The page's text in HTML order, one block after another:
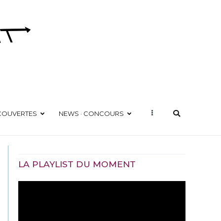
NEWS · CONCOURS
LA PLAYLIST DU MOMENT